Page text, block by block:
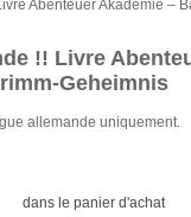
!! Livre
Geheimnis
allemande uniquement.
dans le panier d'achat